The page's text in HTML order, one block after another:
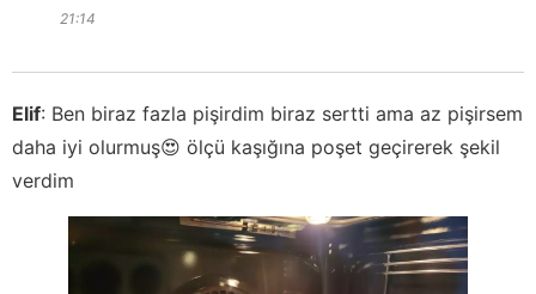
21:14
Elif: Ben biraz fazla pişirdim biraz sertti ama az pişirsem
daha iyi olurmuş😍 ölçü kaşığına poşet geçirerek şekil
verdim